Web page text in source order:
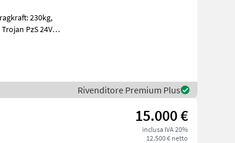
Rivenditore Premium Plus
15.000 €
inclusa IVA 20%
12.500 € netto